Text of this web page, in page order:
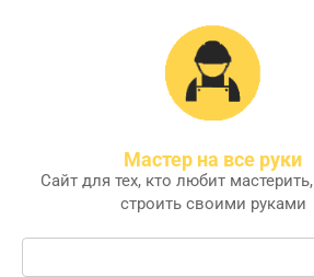
Мастер на все руки
Сайт для тех, кто любит
строить своими руками
Поиск: